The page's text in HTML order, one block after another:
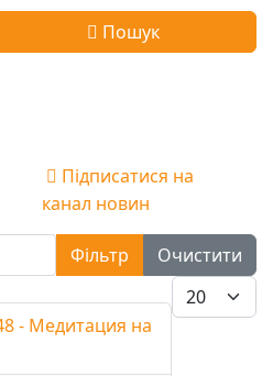
Пошук
Підписатися на
канал новин
Фільтр
Очистити
Показувати
- Медитация на